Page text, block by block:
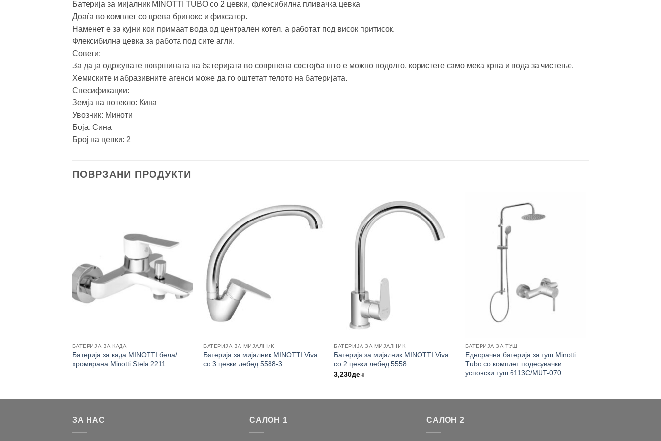
Батерија за мијалник MINOTTI TUBO со 2 цевки, флексибилна пливачка цевка
Доаѓа во комплет со црева бринокс и фиксатор.
Наменет е за кујни кои примаат вода од централен котел, а работат под висок притисок.
Флексибилна цевка за работа под сите агли.
Совети:
За да ја одржувате површината на батеријата во совршена состојба што е можно подолго, користете само мека крпа и вода за чистење.
Хемиските и абразивните агенси може да го оштетат телото на батеријата.
Спесификации:
Земја на потекло: Кина
Увозник: Миноти
Боја: Синa
Број на цевки: 2
ПОВРЗАНИ ПРОДУКТИ
БАТЕРИЈА ЗА КАДА
Батерија за када MINOTTI бела/
хромирана Minotti Stela 2211
БАТЕРИЈА ЗА МИЈАЛНИК
Батерија за мијалник MINOTTI Viva
со 3 цевки лебед 5588-3
БАТЕРИЈА ЗА МИЈАЛНИК
Батерија за мијалник MINOTTI Viva
со 2 цевки лебед 5558
3,230ден
БАТЕРИЈА ЗА ТУШ
Еднорачна батерија за туш Minotti
Тubо со комплет подесувачки
успонски туш 6113C/MUT-070
ЗА НАС САЛОН 1 САЛОН 2